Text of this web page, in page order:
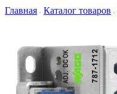
Главная
Каталог товаров